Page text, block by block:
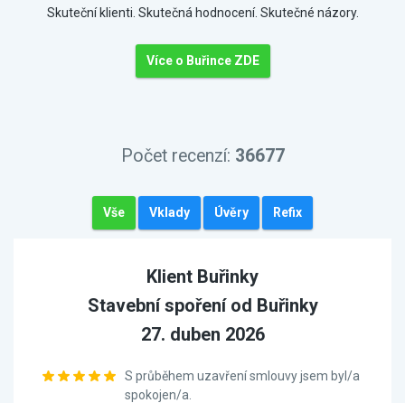
Skuteční klienti. Skutečná hodnocení. Skutečné názory.
Více o Buřince ZDE
Počet recenzí: 36677
Vše Vklady Úvěry Refix
Klient Buřinky
Stavební spoření od Buřinky
27. duben 2026
S průběhem uzavření smlouvy jsem byl/a
spokojen/a.